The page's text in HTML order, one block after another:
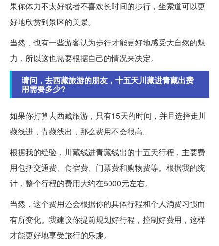
果你体力不太好或者不喜欢长时间的步行，坐索道可以更
好地欣赏到景区的美景。
当然，也有一些游客认为步行才能更好地感受大自然的魅
力，所以这也需要根据自己的情况来决定。
请问，去西藏旅游的朋友，十五天川藏进青藏出费
用需要多少?
如果你打算去西藏旅游，只有15天的时间，并且选择走川
藏线进，青藏线出，那么费用不会很高。
根据我的经验，川藏线进青藏线出的十五天行程，主要费
用包括交通费、食宿费、门票费和购物费等。根据我的统
计，整个行程的费用大约在5000元左右。
当然，这个费用还会根据你的具体行程和个人消费习惯而
有所变化。我建议你提前规划好行程，控制好费用，这样
才能更好地享受旅行的乐趣。